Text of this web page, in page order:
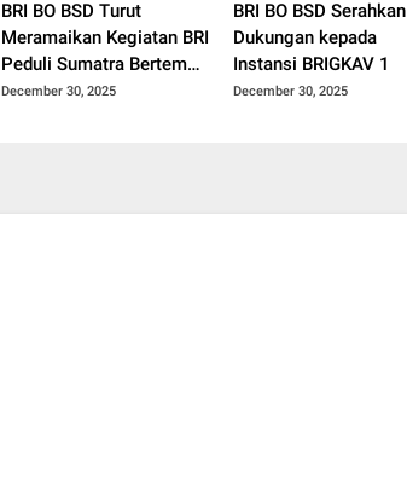
BRI BO BSD Turut
Meramaikan Kegiatan BRI
Peduli Sumatra Bertema
“Satukan Langkah Untuk
December 30, 2025
BRI BO BSD Serahkan
Dukungan kepada
Instansi BRIGKAV 1
December 30, 2025